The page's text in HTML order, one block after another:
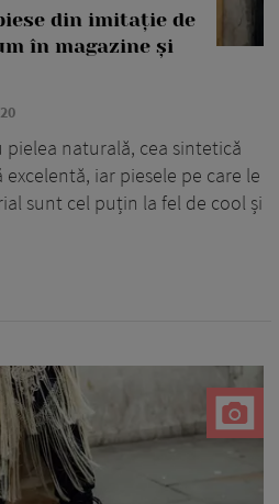
din imitație de
în magazine și
pielea naturală, cea sintetică
iar piesele pe care le
sunt cel puțin la fel de cool și